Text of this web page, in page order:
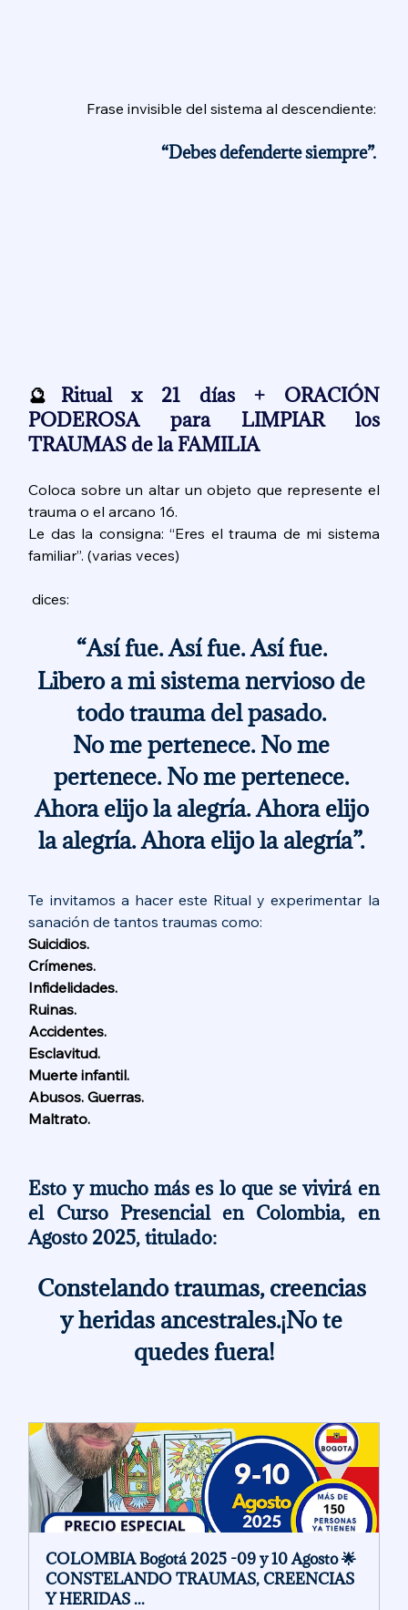
Frase invisible del sistema al descendiente:
“Debes defenderte siempre”.
🔮 Ritual x 21 días + ORACIÓN
PODEROSA para LIMPIAR los
TRAUMAS de la FAMILIA
Coloca sobre un altar un objeto que represente el
trauma o el arcano 16.
Le das la consigna: “Eres el trauma de mi sistema
familiar”. (varias veces)
dices:
“Así fue. Así fue. Así fue.
Libero a mi sistema nervioso de
todo trauma del pasado.
No me pertenece. No me
pertenece. No me pertenece.
Ahora elijo la alegría. Ahora elijo
la alegría. Ahora elijo la alegría”.
Te invitamos a hacer este Ritual y experimentar la
sanación de tantos traumas como:
Suicidios.
Crímenes.
Infidelidades.
Ruinas.
Accidentes.
Esclavitud.
Muerte infantil.
Abusos. Guerras.
Maltrato.
Esto y mucho más es lo que se vivirá en
el Curso Presencial en Colombia, en
Agosto 2025, titulado:
Constelando traumas, creencias
y heridas ancestrales.¡No te
quedes fuera!
COLOMBIA Bogotá 2025 -09 y 10 Agosto 🌟
CONSTELANDO TRAUMAS, CREENCIAS
Y HERIDAS ...